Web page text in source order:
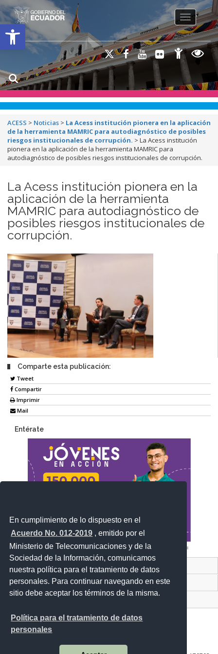
En cumplimiento de lo dispuesto en el
Acuerdo No. 012-2019 , emitido por el
Ministerio de Telecomunicaciones y de la
Sociedad de la Información, comunicamos
nuestra política para el tratamiento de datos
personales. Para continuar navegando en este
sitio debe aceptar los términos de la misma.
Política para el tratamiento de datos
personales
Open toolbar
Toggle
ACESS > Noticias > La Acess institución pionera en la aplicación
de la herramienta MAMRIC para autodiagnóstico de posibles
riesgos institucionales de corrupción. > La Acess institución
pionera en la aplicación de la herramienta MAMRIC para
autodiagnóstico de posibles riesgos institucionales de corrupción.
La Acess institución pionera en la
aplicación de la herramienta
MAMRIC para autodiagnóstico de
posibles riesgos institucionales de
corrupción.
Comparte esta publicación:
Tweet
Compartir
Imprimir
Mail
Entérate
Contacto Ciudadano Digital
Portal Trámites Ciudadanos
Sistema Nacional de Información (SNI)
Av. Lira Ňan entre Amaru Ňan y Quitumbe Ñan